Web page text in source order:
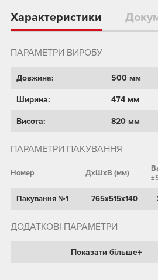
Характеристики
ПАРАМЕТРИ ВИРОБУ
Довжина: 500 мм
Ширина: 474 мм
Висота: 820 мм
ПАРАМЕТРИ ПАКУВАННЯ
Номер ДхШхВ (мм)
Пакування №1 765х515х140
ДОДАТКОВІ ПАРАМЕТРИ
Показати більше